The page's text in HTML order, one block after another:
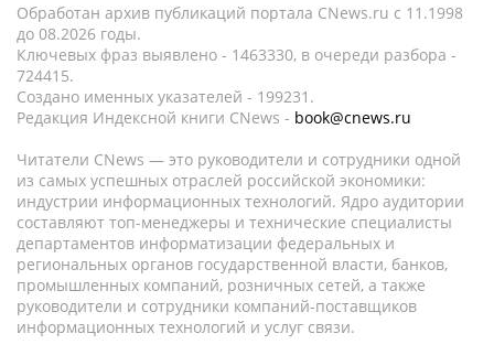
Обработан архив публикаций портала CNews.ru c 11.1998
до 08.2026 годы.
Ключевых фраз выявлено - 1463330, в очереди разбора -
724415.
Создано именных указателей - 199231.
Редакция Индексной книги CNews - book@cnews.ru
Читатели CNews — это руководители и сотрудники одной
из самых успешных отраслей российской экономики:
индустрии информационных технологий. Ядро аудитории
составляют топ-менеджеры и технические специалисты
департаментов информатизации федеральных и
региональных органов государственной власти, банков,
промышленных компаний, розничных сетей, а также
руководители и сотрудники компаний-поставщиков
информационных технологий и услуг связи.